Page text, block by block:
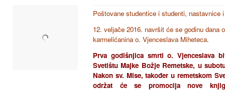
Poštovane studentice i studenti, nastavnice
12. veljače 2016. navršit će se godinu dana
karmelićanina o. Vjenceslava Miheteca.
Prva godišnjica smrti o. Vjenceslava
Svetištu Majke Božje Remetske, u
Nakon sv. Mise, također u remetskom
održat će se promocija nove